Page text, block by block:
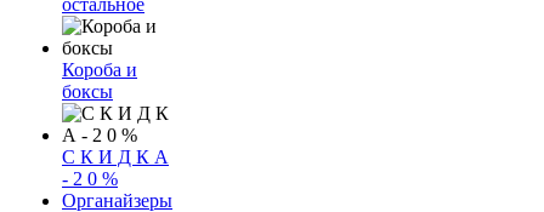
Короба и
боксы
С К И Д К А
- 2 0 %
Органайзеры